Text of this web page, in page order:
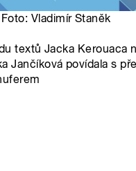
Vladimír Staněk
textů Jacka Kerouaca
Jančíková povídala s